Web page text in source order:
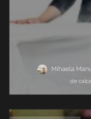
Mihaela
de